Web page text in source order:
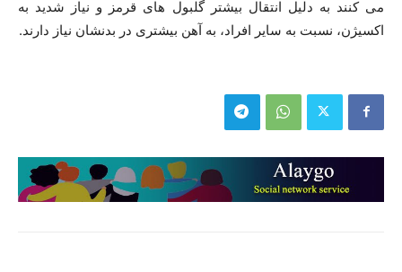
می کنند به دلیل انتقال بیشتر گلبول های قرمز و نیاز شدید به
اکسیژن، نسبت به سایر افراد، به آهن بیشتری در بدنشان نیاز دارند.